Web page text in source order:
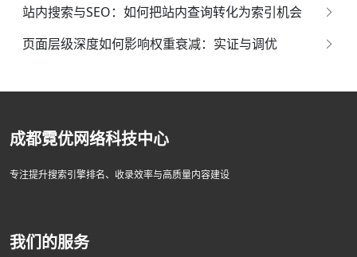
站内搜索与SEO：如何把站内查询转化为索引机会
页面层级深度如何影响权重衰减：实证与调优
成都霓优网络科技中心
专注提升搜索引擎排名、收录效率与高质量内容建设
我们的服务